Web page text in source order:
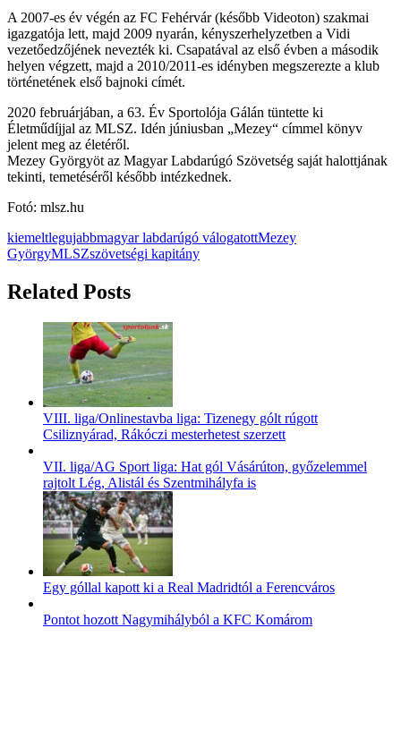
A 2007-es év végén az FC Fehérvár (később Videoton) szakmai
igazgatója lett, majd 2009 nyarán, kényszerhelyzetben a Vidi
vezetőedzőjének nevezték ki. Csapatával az első évben a második
helyen végzett, majd a 2010/2011-es idényben megszerezte a klub
történetének első bajnoki címét.
2020 februárjában, a 63. Év Sportolója Gálán tüntette ki
Életműdíjjal az MLSZ. Idén júniusban „Mezey“ címmel könyv
jelent meg az életéről.
Mezey Györgyöt az Magyar Labdarúgó Szövetség saját halottjának
tekinti, temetéséről később intézkednek.
Fotó: mlsz.hu
kiemeltlegujabbmagyar labdarúgó válogatottMezey
GyörgyMLSZszövetségi kapitány
Related Posts
VIII. liga/Onlinestavba liga: Tizenegy gólt rúgott
Csiliznyárad, Rákóczi mesterhetest szerzett
VII. liga/AG Sport liga: Hat gól Vásárúton, győzelemmel
rajtolt Lég, Alistál és Szentmihályfa is
Egy góllal kapott ki a Real Madridtól a Ferencváros
Pontot hozott Nagymihályból a KFC Komárom